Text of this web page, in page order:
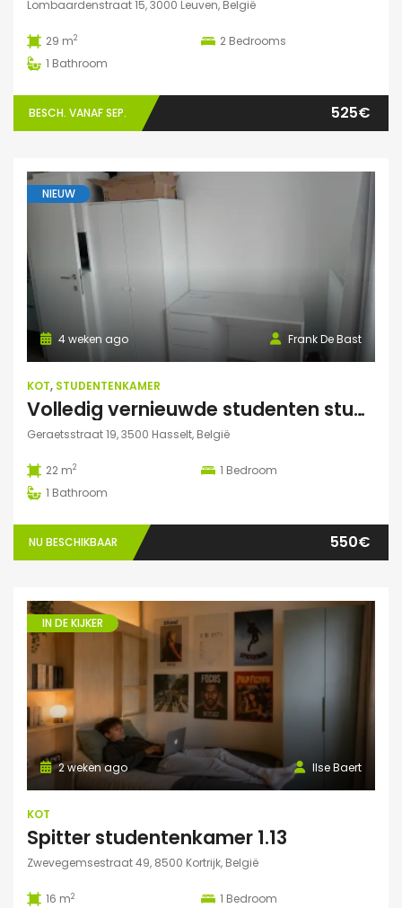
Lombaardenstraat 15, 3000 Leuven, België
29 m2 2 Bedrooms
1 Bathroom
BESCH. VANAF SEP. 525€
NIEUW
Frank De Bast
4 weken ago
KOT, STUDENTENKAMER
Volledig vernieuwde studenten studio te huur
Geraetsstraat 19, 3500 Hasselt, België
22 m2 1 Bedroom
1 Bathroom
NU BESCHIKBAAR 550€
IN DE KIJKER
Ilse Baert
2 weken ago
KOT
Spitter studentenkamer 1.13
Zwevegemsestraat 49, 8500 Kortrijk, België
16 m2 1 Bedroom